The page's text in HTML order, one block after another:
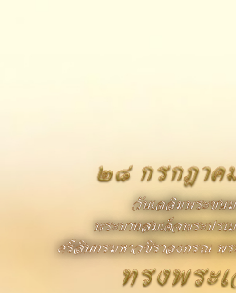
๒๘ กรกฎาค
วันเฉลิมพระชน
พระบาทสมเด็จพระปรเ
ศรีสินทรมหาวชิราลงกรณ พร
ทรงพระ